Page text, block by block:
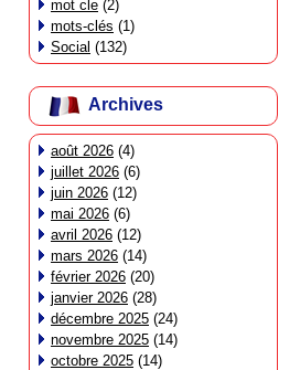
mot cle (2)
mots-clés (1)
Social (132)
Archives
août 2026 (4)
juillet 2026 (6)
juin 2026 (12)
mai 2026 (6)
avril 2026 (12)
mars 2026 (14)
février 2026 (20)
janvier 2026 (28)
décembre 2025 (24)
novembre 2025 (14)
octobre 2025 (14)